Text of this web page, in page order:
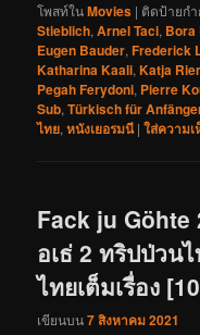
โพสท์ในMovies | ติดป้ายก
Stieblich,Arnel Taci, Bora
Eugen Bauder,Frederick
Katharina Kaali,Katja
Pegah Ferydoni, Pierre
Sub,Türkisch für
ไทย,หนังเยอรมนี |ใส่ความเ
Fack ju Göhte
อเธ่ 2 ทริปป่วน
ไทยเต็มเรื่อง
เขียนบน7 สิงหาคม 2021